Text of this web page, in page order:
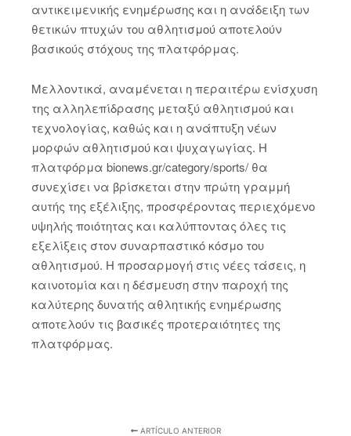
αντικειμενικής ενημέρωσης και η ανάδειξη των
θετικών πτυχών του αθλητισμού αποτελούν
βασικούς στόχους της πλατφόρμας.
Μελλοντικά, αναμένεται η περαιτέρω ενίσχυση
της αλληλεπίδρασης μεταξύ αθλητισμού και
τεχνολογίας, καθώς και η ανάπτυξη νέων
μορφών αθλητισμού και ψυχαγωγίας. Η
πλατφόρμα bionews.gr/category/sports/ θα
συνεχίσει να βρίσκεται στην πρώτη γραμμή
αυτής της εξέλιξης, προσφέροντας περιεχόμενο
υψηλής ποιότητας και καλύπτοντας όλες τις
εξελίξεις στον συναρπαστικό κόσμο του
αθλητισμού. Η προσαρμογή στις νέες τάσεις, η
καινοτομία και η δέσμευση στην παροχή της
καλύτερης δυνατής αθλητικής ενημέρωσης
αποτελούν τις βασικές προτεραιότητες της
πλατφόρμας.
ARTÍCULO ANTERIOR